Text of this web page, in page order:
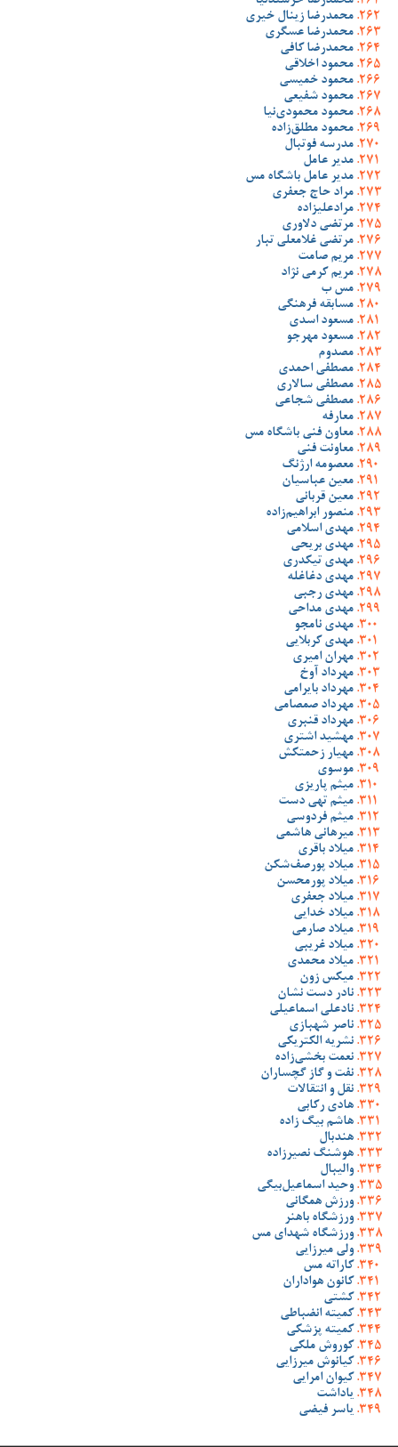
محمدرضا زینال خیری
محمدرضا عسگری
محمدرضا کافی
محمود اخلاقی
محمود خمیسی
محمود شفیعی
محمود محمودی‌نیا
محمود مطلق‌زاده
مدرسه فوتبال
مدیر عامل
مدیر عامل باشگاه مس
مراد حاج جعفری
مرادعلیزاده
مرتضی دلاوری
مرتضی غلامعلی تبار
مریم صامت
مریم کرمی نژاد
مس ب
مسابقه فرهنگی
مسعود اسدی
مسعود مهرجو
مصدوم
مصطفی احمدی
مصطفی سالاری
مصطفی شجاعی
معارفه
معاون فنی باشگاه مس
معاونت فنی
معصومه ارژنگ
معین عباسیان
معین قربانی
منصور ابراهیم‌زاده
مهدی اسلامی
مهدی بریحی
مهدی تیکدری
مهدی دغاغله
مهدی رجبی
مهدی مداحی
مهدی نامجو
مهدی کربلایی
مهران امیری
مهرداد آوخ
مهرداد بایرامی
مهرداد صمصامی
مهرداد قنبری
مهشید اشتری
مهیار زحمتکش
موسوی
میثم پاریزی
میثم تهی دست
میثم فردوسی
میرهانی هاشمی
میلاد باقری
میلاد پورصف‌شکن
میلاد پورمحسن
میلاد جعفری
میلاد خدایی
میلاد صارمی
میلاد غریبی
میلاد محمدی
میکس زون
نادر دست نشان
نادعلی اسماعیلی
ناصر شهبازی
نشریه الکتریکی
نعمت بخشی‌زاده
نفت و گاز گچساران
نقل و انتقالات
هادی رکابی
هاشم بیگ زاده
هندبال
هوشنگ نصیرزاده
والیبال
وحید اسماعیل‌بیگی
ورزش همگانی
ورزشگاه باهنر
ورزشگاه شهدای مس
ولی میرزایی
کاراته مس
کانون هواداران
کشتی
کمیته انضباطی
کمیته پزشکی
کوروش ملکی
کیانوش میرزایی
کیوان امرایی
یاداشت
یاسر فیضی